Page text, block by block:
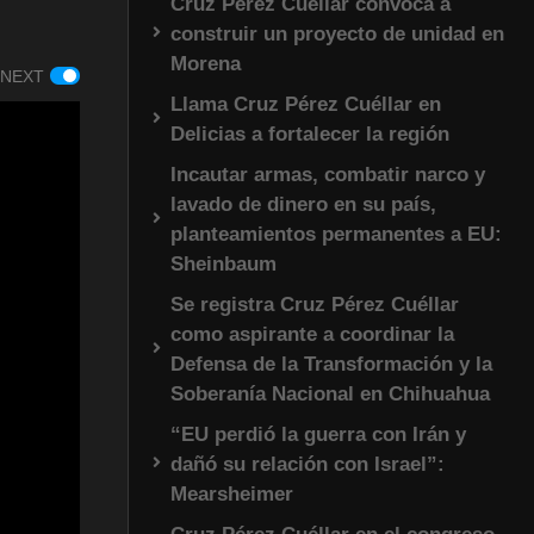
construir un proyecto de unidad en
Morena
Llama Cruz Pérez Cuéllar en
Delicias a fortalecer la región
Incautar armas, combatir narco y
lavado de dinero en su país,
planteamientos permanentes a EU:
Sheinbaum
Se registra Cruz Pérez Cuéllar
como aspirante a coordinar la
Defensa de la Transformación y la
Soberanía Nacional en Chihuahua
“EU perdió la guerra con Irán y
dañó su relación con Israel”:
Mearsheimer